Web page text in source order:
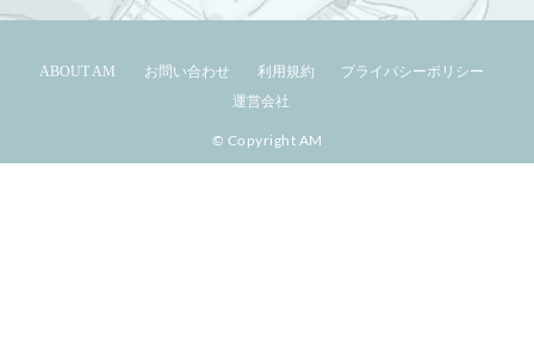
ABOUT AM お問い合わせ 利用規約
プライバシーポリシー
運営会社
© Copyright AM